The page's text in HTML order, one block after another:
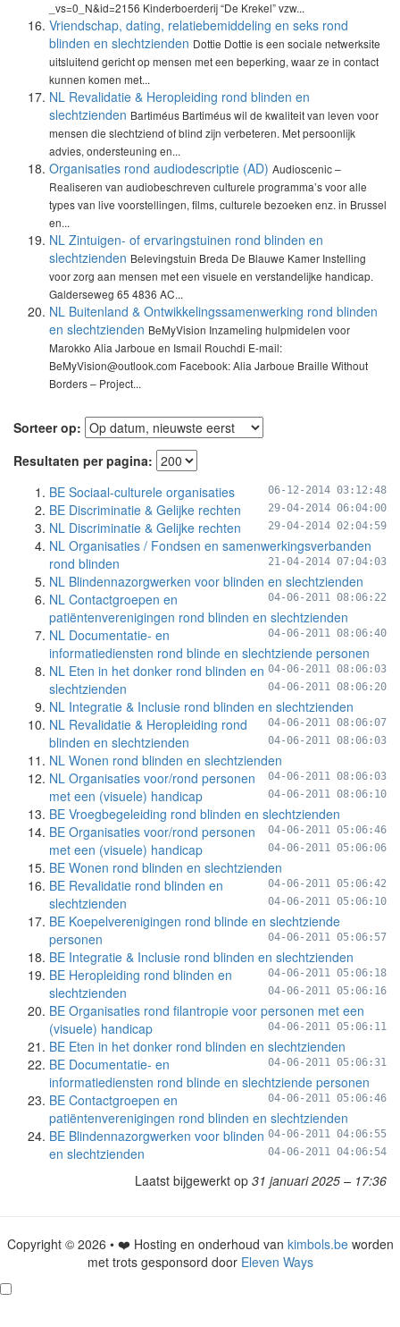
_vs=0_N&id=2156 Kinderboerderij “De Krekel” vzw...
Vriendschap, dating, relatiebemiddeling en seks rond
blinden en slechtzienden Dottie Dottie is een sociale netwerksite
uitsluitend gericht op mensen met een beperking, waar ze in contact
kunnen komen met...
NL Revalidatie & Heropleiding rond blinden en
slechtzienden Bartiméus Bartiméus wil de kwaliteit van leven voor
mensen die slechtziend of blind zijn verbeteren. Met persoonlijk
advies, ondersteuning en...
Organisaties rond audiodescriptie (AD) Audioscenic –
Realiseren van audiobeschreven culturele programma’s voor alle
types van live voorstellingen, films, culturele bezoeken enz. in Brussel
en...
NL Zintuigen- of ervaringstuinen rond blinden en
slechtzienden Belevingstuin Breda De Blauwe Kamer Instelling
voor zorg aan mensen met een visuele en verstandelijke handicap.
Galderseweg 65 4836 AC...
NL Buitenland & Ontwikkelingssamenwerking rond blinden
en slechtzienden BeMyVision Inzameling hulpmidelen voor
Marokko Alia Jarboue en Ismail Rouchdi E-mail:
BeMyVision@outlook.com Facebook: Alia Jarboue Braille Without
Borders – Project...
Sorteer op:
Resultaten per pagina:
BE Sociaal-culturele organisaties
06-12-2014 03:12:48
BE Discriminatie & Gelijke rechten 29-04-2014 06:04:00
NL Discriminatie & Gelijke rechten 29-04-2014 02:04:59
NL Organisaties / Fondsen en samenwerkingsverbanden
rond blinden
21-04-2014 07:04:03
NL Blindennazorgwerken voor blinden en slechtzienden
04-06-2011 08:06:22
NL Contactgroepen en
patiëntenverenigingen rond blinden en slechtzienden
04-06-2011 08:06:40
NL Documentatie- en
informatiediensten rond blinde en slechtziende personen
04-06-2011 08:06:03
NL Eten in het donker rond blinden en
slechtzienden
04-06-2011 08:06:20
NL Integratie & Inclusie rond blinden en slechtzienden
04-06-2011 08:06:07
NL Revalidatie & Heropleiding rond
blinden en slechtzienden
04-06-2011 08:06:03
NL Wonen rond blinden en slechtzienden
04-06-2011 08:06:03
NL Organisaties voor/rond personen
met een (visuele) handicap
04-06-2011 08:06:10
BE Vroegbegeleiding rond blinden en slechtzienden
04-06-2011 05:06:46
BE Organisaties voor/rond personen
met een (visuele) handicap
04-06-2011 05:06:06
BE Wonen rond blinden en slechtzienden
04-06-2011 05:06:42
BE Revalidatie rond blinden en
slechtzienden
04-06-2011 05:06:10
BE Koepelverenigingen rond blinde en slechtziende
personen
04-06-2011 05:06:57
BE Integratie & Inclusie rond blinden en slechtzienden
04-06-2011 05:06:18
BE Heropleiding rond blinden en
slechtzienden
04-06-2011 05:06:16
BE Organisaties rond filantropie voor personen met een
(visuele) handicap
04-06-2011 05:06:11
BE Eten in het donker rond blinden en slechtzienden
04-06-2011 05:06:31
BE Documentatie- en
informatiediensten rond blinde en slechtziende personen
04-06-2011 05:06:46
BE Contactgroepen en
patiëntenverenigingen rond blinden en slechtzienden
04-06-2011 04:06:55
BE Blindennazorgwerken voor blinden
en slechtzienden
04-06-2011 04:06:54
Laatst bijgewerkt op 31 januari 2025 – 17:36
Copyright © 2026 • ❤️ Hosting en onderhoud van kimbols.beworden
met trots gesponsord door Eleven Ways